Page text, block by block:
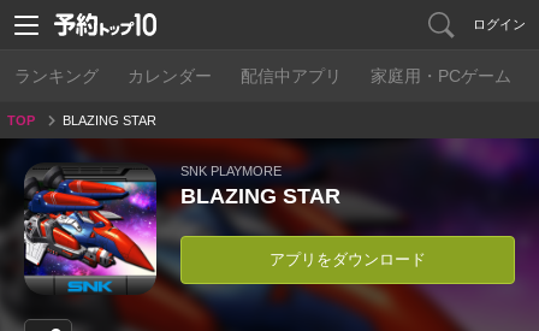
ログイン
ランキング カレンダー 配信中アプリ 家庭用・PCゲーム
TOP BLAZING STAR
SNK PLAYMORE
BLAZING STAR
アプリをダウンロード